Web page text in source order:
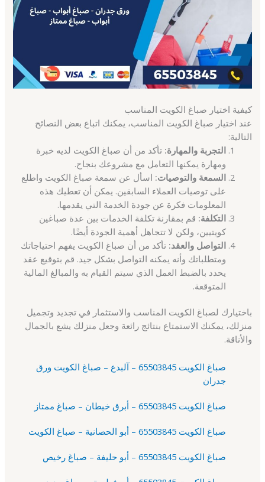
كيفية اختيار صباغ الكويت المناسب
عند اختيار صباغ الكويت المناسب، يمكنك اتباع بعض النصائح
التالية:
التجربة والمهارة: تأكد من أن صباغ الكويت لديه خبرة
ومهارة يمكنها التعامل مع مشروعك بنجاح.
السمعة والتوصيات: اسأل عن سمعة صباغ الكويت واطلع
على توصيات العملاء السابقين. يمكن أن تعطيك هذه
المعلومات فكرة عن جودة الخدمة التي يقدمها.
التكلفة: قم بمقارنة تكلفة الخدمات بين عدة صباغين
كويتيين، ولكن لا تتجاهل أهمية الجودة أيضًا.
التواصل والعقد: تأكد من أن صباغ الكويت يفهم احتياجاتك
ومتطلباتك وأنه يمكنه التواصل بشكل جيد. قم بتوقيع عقد
يحدد بالضبط العمل الذي سيتم القيام به والمبالغ المالية
المتوقعة.
باختيارك لصباغ الكويت المناسب والاستثمار في تجديد وتجميل
منزلك، يمكنك الاستمتاع بنتائج رائعة وجعل منزلك يشع بالجمال
والأناقة.
صباغ الكويت 65503845 – آلبدع – صباغ الكويت ورق
جدران
صباغ الكويت 65503845 – أبرق خيطان – صباغ ممتاز
صباغ الكويت 65503845 – أبو الحصانية – صباغ الكويت
صباغ الكويت 65503845 – أبو حليفة – صباغ رخيص